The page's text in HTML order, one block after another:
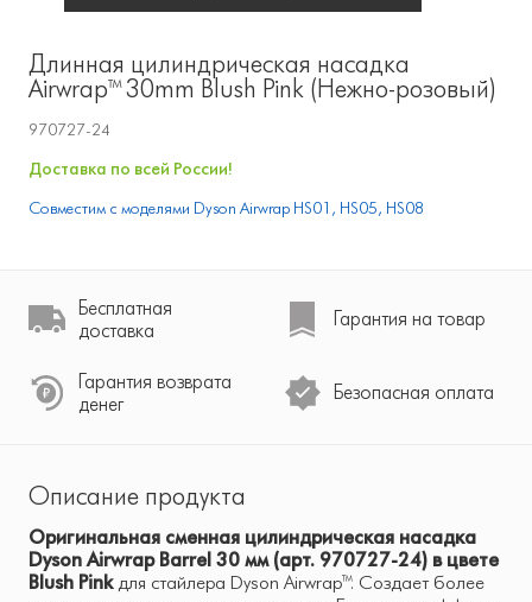
Длинная цилиндрическая насадка
Airwrap™ 30mm Blush Pink (Нежно-розовый)
970727-24
Доставка по всей России!
Совместим с моделями Dyson Airwrap HS01, HS05, HS08
Бесплатная
доставка
Гарантия на товар
Гарантия возврата
денег
Безопасная оплата
Описание продукта
Оригинальная сменная цилиндрическая насадка
Dyson Airwrap Barrel 30 мм (арт. 970727-24) в цвете
Blush Pinkдля стайлера Dyson Airwrap™. Создает более